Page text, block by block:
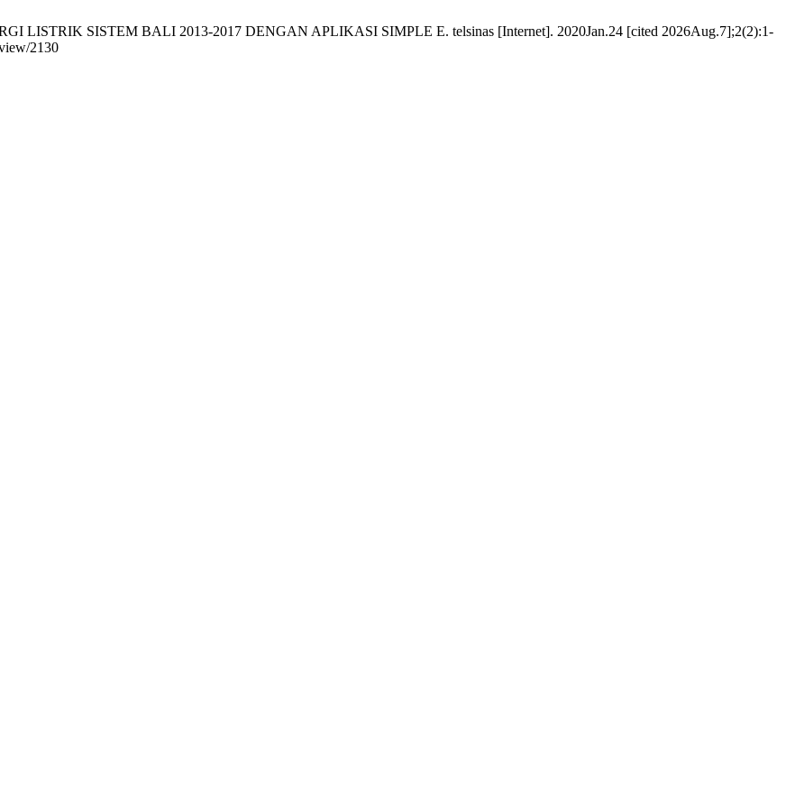
LISTRIK SISTEM BALI 2013-2017 DENGAN APLIKASI SIMPLE E. telsinas [Internet]. 2020Jan.24 [cited 2026Aug.7];2(2):1-
2130